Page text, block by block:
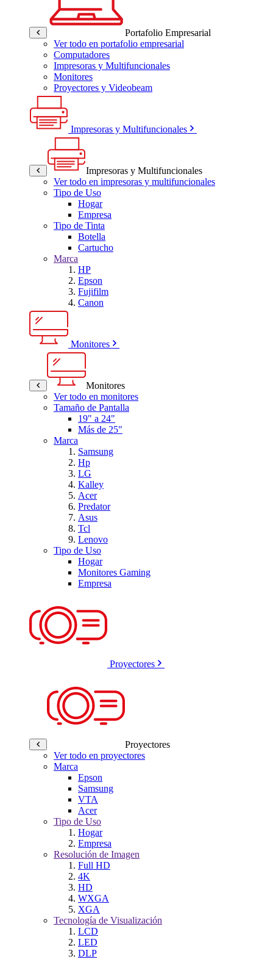
Portafolio Empresarial
Ver todo en portafolio empresarial
Computadores
Impresoras y Multifuncionales
Monitores
Proyectores y Videobeam
Impresoras y Multifuncionales
Impresoras y Multifuncionales
Ver todo en impresoras y multifuncionales
Tipo de Uso
Hogar
Empresa
Tipo de Tinta
Botella
Cartucho
Marca
HP
Epson
Fujifilm
Canon
Monitores
Monitores
Ver todo en monitores
Tamaño de Pantalla
19" a 24"
Más de 25"
Marca
Samsung
Hp
LG
Kalley
Acer
Predator
Asus
Tcl
Lenovo
Tipo de Uso
Hogar
Monitores Gaming
Empresa
Proyectores
Proyectores
Ver todo en proyectores
Marca
Epson
Samsung
VTA
Acer
Tipo de Uso
Hogar
Empresa
Resolución de Imagen
Full HD
4K
HD
WXGA
XGA
Tecnología de Visualización
LCD
LED
DLP